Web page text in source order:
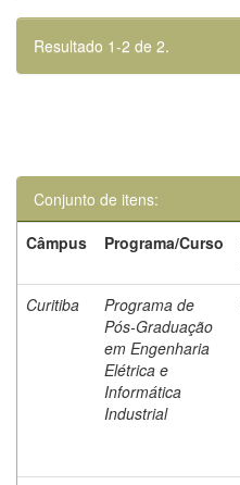
Resultado 1-2 de 2.
Conjunto de itens:
Câmpus
Programa/Curso
Curitiba
Programa de
Pós-Graduação
em Engenharia
Elétrica e
Informática
Industrial